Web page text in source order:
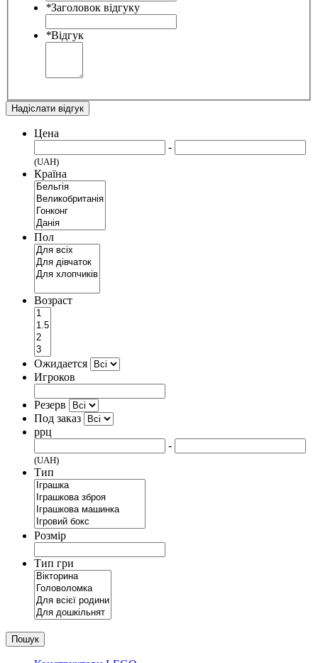
*Заголовок відгуку
*Відгук
Надіслати відгук
Цена
-
(UAH)
Країна
Пол
Возраст
Ожидается
Игроков
Резерв
Под заказ
ррц
-
(UAH)
Тип
Розмір
Тип гри
Пошук